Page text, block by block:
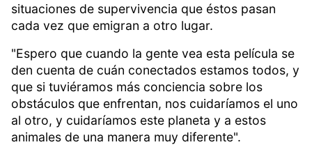
situaciones de supervivencia que éstos pasan
cada vez que emigran a otro lugar.
"Espero que cuando la gente vea esta película se
den cuenta de cuán conectados estamos todos, y
que si tuviéramos más conciencia sobre los
obstáculos que enfrentan, nos cuidaríamos el uno
al otro, y cuidaríamos este planeta y a estos
animales de una manera muy diferente".